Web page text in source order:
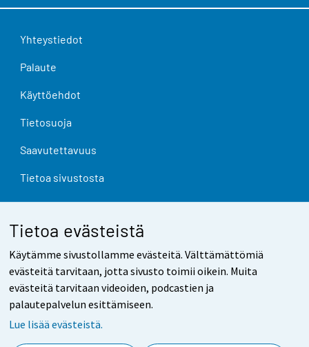
Tietoa evästeistä
Käytämme sivustollamme evästeitä. Välttämättömiä
evästeitä tarvitaan, jotta sivusto toimii oikein. Muita
evästeitä tarvitaan videoiden, podcastien ja
palautepalvelun esittämiseen.
Lue lisää evästeistä.
Yhteystiedot
Palaute
Käyttöehdot
Tietosuoja
Saavutettavuus
Tietoa sivustosta
Evästeasetukset